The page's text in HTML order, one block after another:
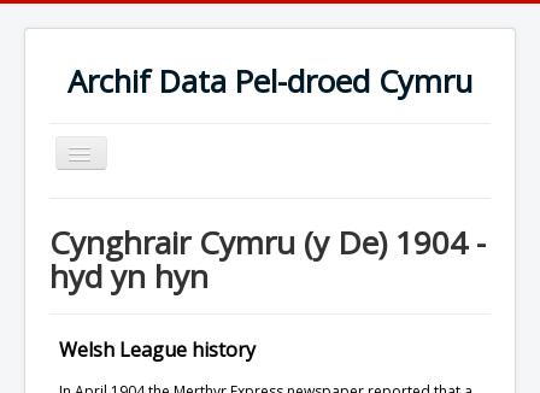
Archif Data Pel-droed Cymru
Toglo
llywio
Cynghrair Cymru (y De) 1904 -
hyd yn hyn